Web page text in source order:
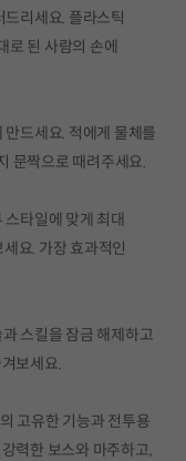
리세요. 플라스틱
로 된 사람의 손에
드세요. 적에게 물체를
문짝으로 때려주세요.
타일에 맞게 최대
요. 가장 효과적인
스킬을 잠금 해제하고
보세요.
고유한 기능과 전투용
력한 보스와 마주하고,